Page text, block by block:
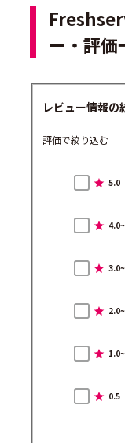
ー・評価
レビュー情報の
評価で絞り込む
5.0
0.5